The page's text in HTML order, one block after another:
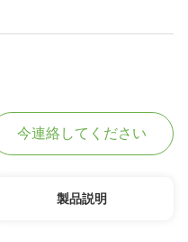
今連絡してください
製品説明